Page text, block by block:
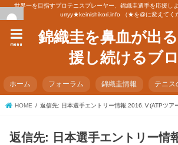
世界一を目指すプロテニスプレーヤー、錦織圭選手を応援し
urryy★keinishikori.info （★を@に変えてく
錦織圭を鼻血が出
援し続けるブ
menu
ホーム フォーラム 錦織圭情報 テニス
HOME 返信先: 日本選手エントリー情報.2016.Ⅴ(ATPツア
返信先: 日本選手エントリー情